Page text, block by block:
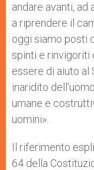
andare avanti, ad
a riprendere il
oggi siamo posti
spinti e rinvigoriti
essere di aiuto al
inaridito
umane e
uomini».
Il riferimento
64 della